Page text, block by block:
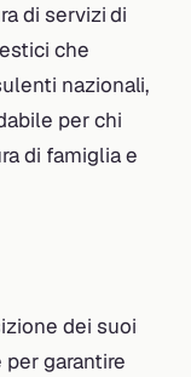
di servizi di
che
nazionali,
per chi
di famiglia e
dei suoi
garantire